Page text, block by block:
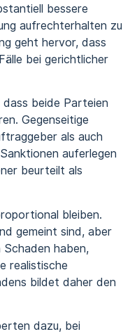
bessere
aufrechterhalten zu
geht hervor, dass
bei gerichtlicher
beide Parteien
Gegenseitige
als auch
auferlegen
beurteilt als
bleiben.
gemeint sind, aber
Schaden haben,
realistische
bildet daher den
dazu, bei